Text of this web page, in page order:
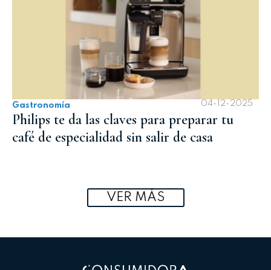
Gastronomía 04-12-2025
Philips te da las claves para preparar tu
café de especialidad sin salir de casa
VER MÁS